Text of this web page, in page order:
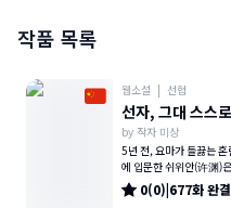
작품 목록
웹소설 | 선협
선자, 그대 스스
by 작자 미상
5년 전, 요마가 들끓는
에 입문한 쉬위안(许渊)
다. 시스템을 활성화하려
0(0)|677화완결